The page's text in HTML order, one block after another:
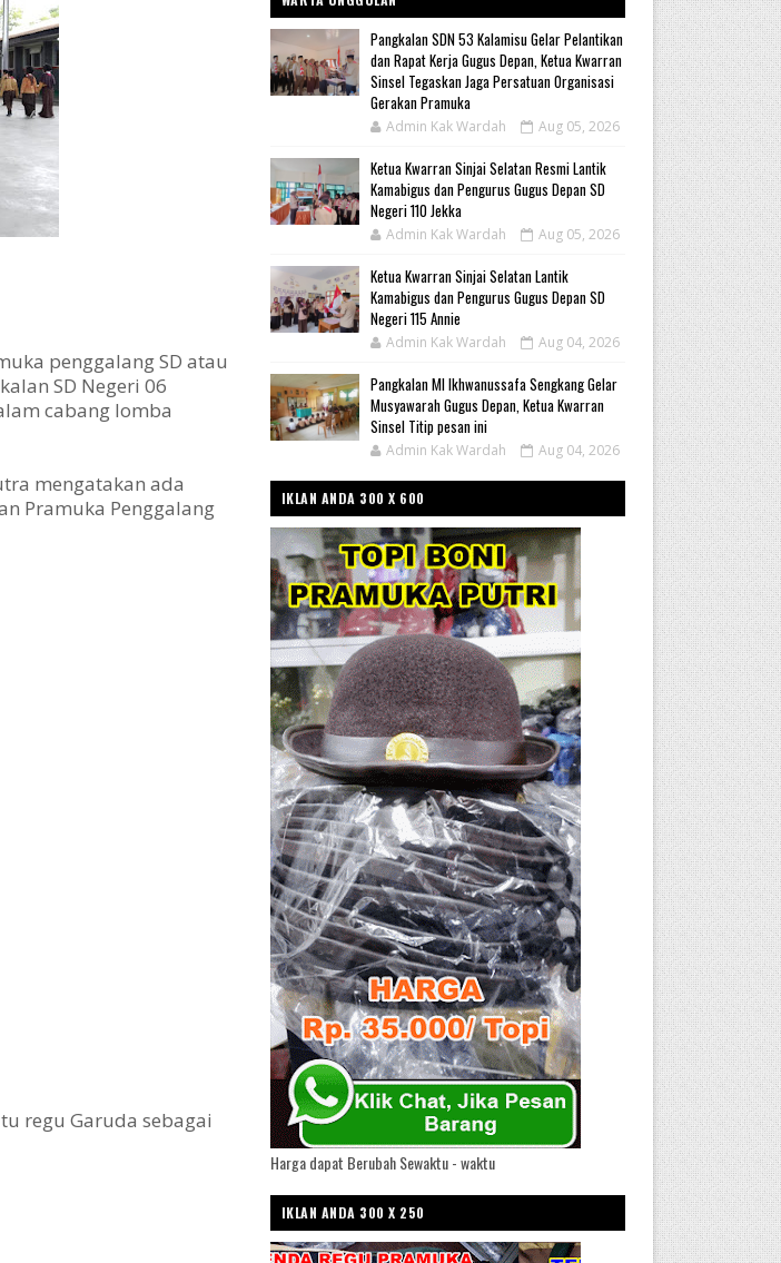
penggalang SD atau
SD Negeri 06
cabang lomba
mengatakan ada
Pramuka Penggalang
regu Garuda sebagai
Pangkalan SDN 53 Kalamisu Gelar Pelantikan
dan Rapat Kerja Gugus Depan, Ketua Kwarran
Sinsel Tegaskan Jaga Persatuan Organisasi
Gerakan Pramuka
Admin Kak Wardah Aug 05, 2026
Ketua Kwarran Sinjai Selatan Resmi Lantik
Kamabigus dan Pengurus Gugus Depan SD
Negeri 110 Jekka
Admin Kak Wardah Aug 05, 2026
Ketua Kwarran Sinjai Selatan Lantik
Kamabigus dan Pengurus Gugus Depan SD
Negeri 115 Annie
Admin Kak Wardah Aug 04, 2026
Pangkalan MI Ikhwanussafa Sengkang Gelar
Musyawarah Gugus Depan, Ketua Kwarran
Sinsel Titip pesan ini
Admin Kak Wardah Aug 04, 2026
IKLAN ANDA 300 X 600
Harga dapat Berubah Sewaktu - waktu
IKLAN ANDA 300 X 250